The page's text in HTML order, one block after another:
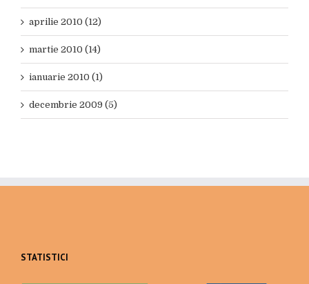
aprilie 2010 (12)
martie 2010 (14)
ianuarie 2010 (1)
decembrie 2009 (5)
STATISTICI